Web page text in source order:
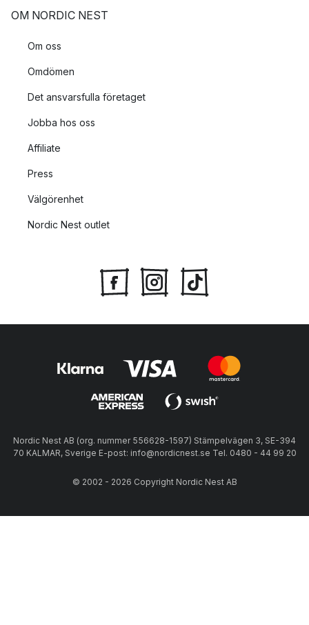
OM NORDIC NEST
Om oss
Omdömen
Det ansvarsfulla företaget
Jobba hos oss
Affiliate
Press
Välgörenhet
Nordic Nest outlet
Nordic Nest AB (org. nummer 556628-1597) Stämpelvägen 3, SE-394
70 KALMAR, Sverige E-post: info@nordicnest.se Tel. 0480 - 44 99 20
© 2002 - 2026 Copyright Nordic Nest AB